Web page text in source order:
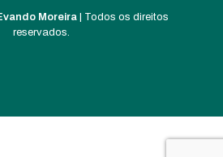
Moreira | Todos os direitos
reservados.